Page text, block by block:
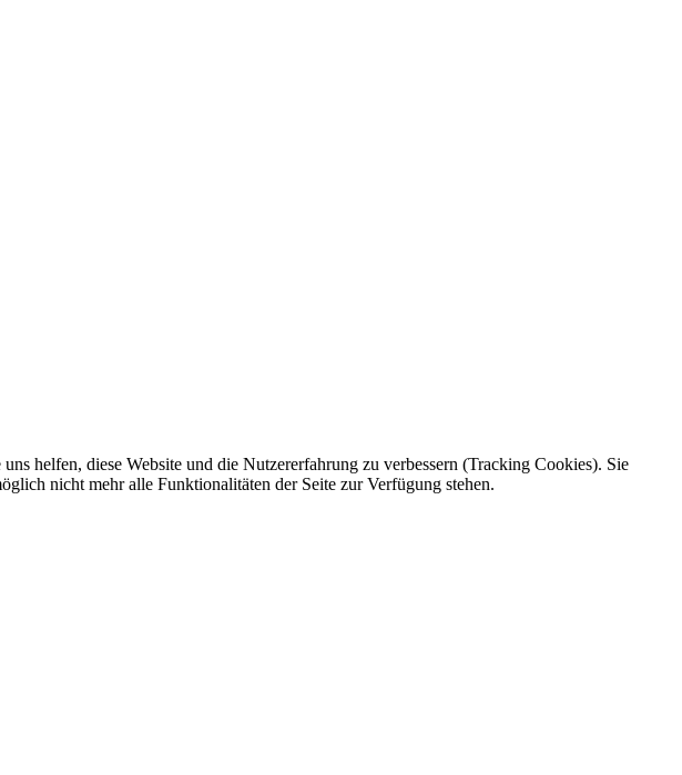
helfen, diese Website und die Nutzererfahrung zu verbessern (Tracking Cookies). Sie
nicht mehr alle Funktionalitäten der Seite zur Verfügung stehen.